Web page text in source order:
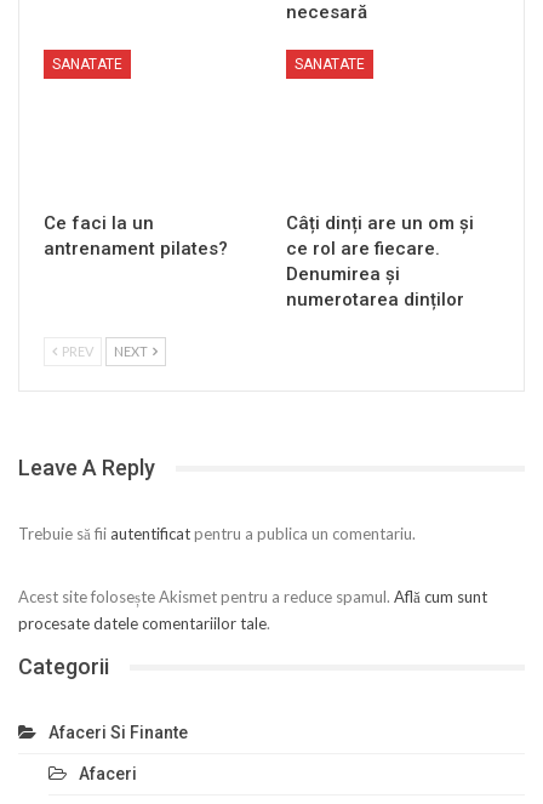
necesară
SANATATE
Ce faci la un
antrenament pilates?
SANATATE
Câți dinți are un om și
ce rol are fiecare.
Denumirea și
numerotarea dinților
PREV NEXT
Leave A Reply
Trebuie să fii autentificatpentru a publica un comentariu.
Acest site folosește Akismet pentru a reduce spamul. Află cum sunt
procesate datele comentariilor tale.
Categorii
Afaceri Si Finante
Afaceri